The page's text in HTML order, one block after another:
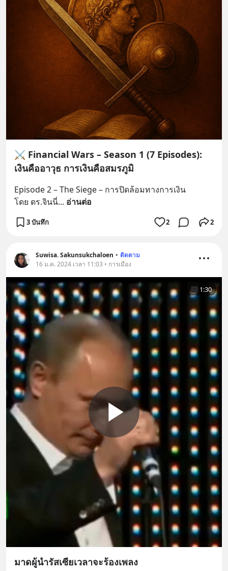
⚔️ Financial Wars – Season 1 (7 Episodes):
เงินคืออาวุธ การเงินคือสมรภูมิ
Episode 2 – The Siege – การปิดล้อมทางการเงิน
โดย ดร.จินนี่... อ่านต่อ
3 บันทึก 2 2
Suwisa. Sakunsukchaloen • ติดตาม
16 ม.ค. 2024 เวลา 11:03 • การเมือง
1:30
มาดผู้นำรัสเซียเวลาจะร้องเพลง​